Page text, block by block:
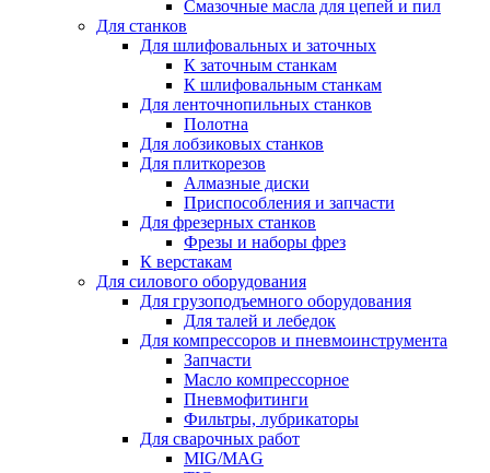
Смазочные масла для цепей и пил
Для станков
Для шлифовальных и заточных
К заточным станкам
К шлифовальным станкам
Для ленточнопильных станков
Полотна
Для лобзиковых станков
Для плиткорезов
Алмазные диски
Приспособления и запчасти
Для фрезерных станков
Фрезы и наборы фрез
К верстакам
Для силового оборудования
Для грузоподъемного оборудования
Для талей и лебедок
Для компрессоров и пневмоинструмента
Запчасти
Масло компрессорное
Пневмофитинги
Фильтры, лубрикаторы
Для сварочных работ
MIG/MAG